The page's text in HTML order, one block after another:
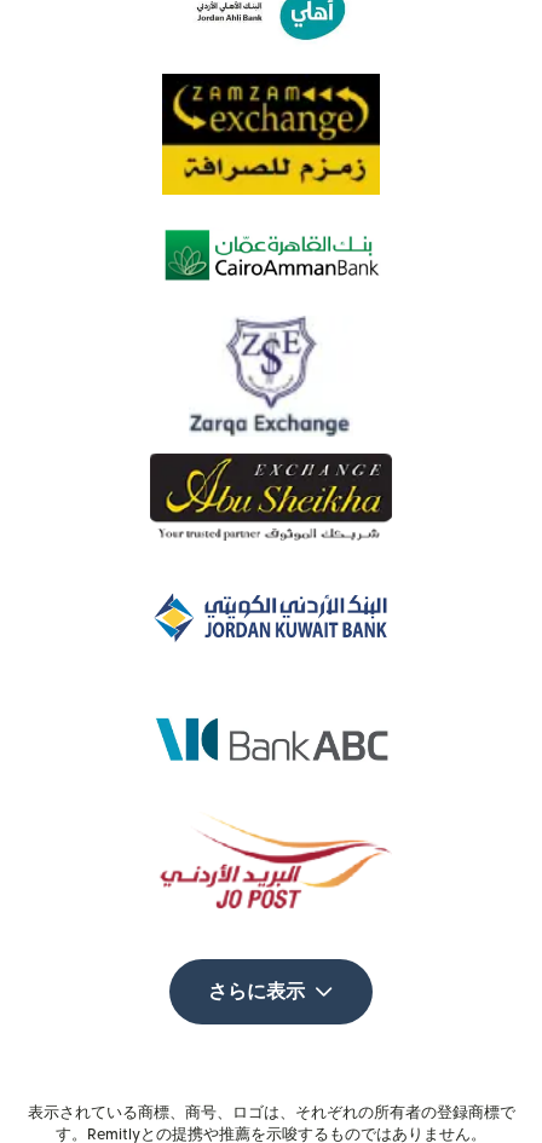
さらに表示
表示されている商標、商号、ロゴは、それぞれの所有者の登録商標で
す。Remitlyとの提携や推薦を示唆するものではありません。